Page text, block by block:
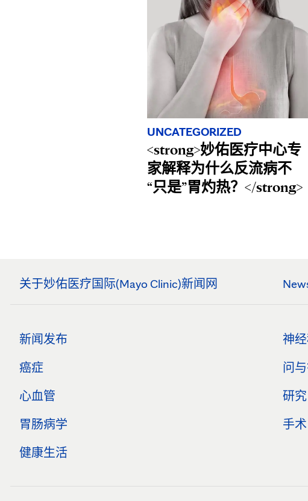
UNCATEGORIZED
<strong>妙佑医疗中心专
家解释为什么反流病不
“只是”胃灼热？</strong>
关于妙佑医疗国际(Mayo Clinic)新闻网
新闻发布
癌症
心血管
胃肠病学
健康生活
神
问
研究
手术